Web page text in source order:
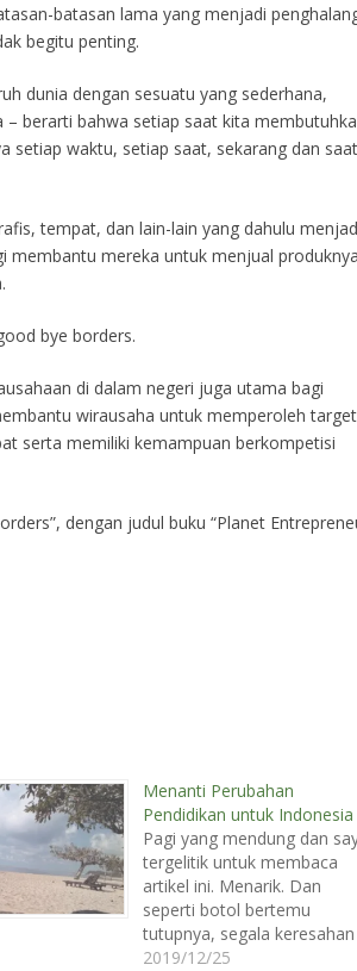
batasan lama yang menjadi
begitu penting.
dunia dengan sesuatu yang sederhana,
berarti bahwa setiap saat kita
setiap waktu, setiap saat, sekarang dan saat
tempat, dan lain-lain yang dahulu
membantu mereka untuk menjual produknya
bye borders.
di dalam negeri juga utama bagi
wirausaha untuk memperoleh target
serta memiliki kemampuan berkompetisi
dengan judul buku “Planet
Menanti Perubahan
Pendidikan untuk Indonesia
Pagi yang mendung dan
tergelitik untuk membaca
artikel ini. Menarik. Dan
seperti botol bertemu
tutupnya, segala keresahan
hati saya bertemu kuncinya
2019/12/25